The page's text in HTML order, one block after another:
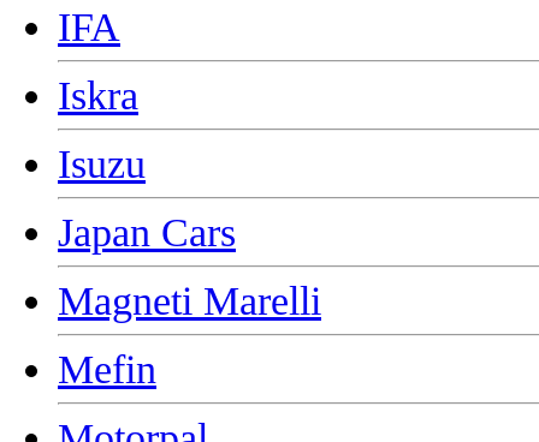
IFA
Iskra
Isuzu
Japan Cars
Magneti Marelli
Mefin